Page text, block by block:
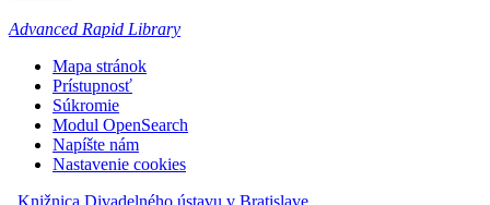
Advanced Rapid Library
Mapa stránok
Prístupnosť
Súkromie
Modul OpenSearch
Napíšte nám
Nastavenie cookies
Knižnica Divadelného ústavu v Bratislave